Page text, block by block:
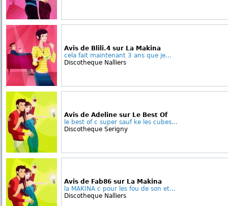
Avis de Blili.4 sur La Makina
cela fait maintenant 3 ans que je...
Discotheque Nalliers
Avis de Adeline sur Le Best Of
le best of c super sauf ke les cubes...
Discotheque Serigny
Avis de Fab86 sur La Makina
la MAKINA c pour les fou de son et...
Discotheque Nalliers